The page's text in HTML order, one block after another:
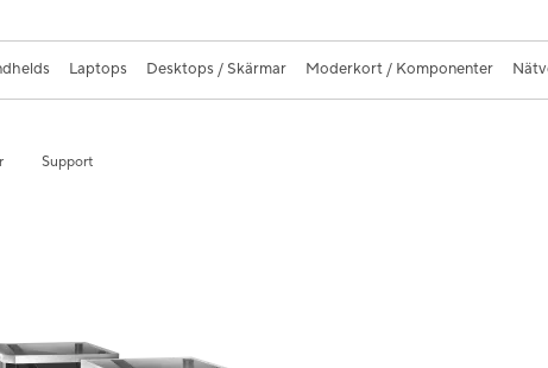
Laptops Desktops / Skärmar Moderkort / Komponenter
Support